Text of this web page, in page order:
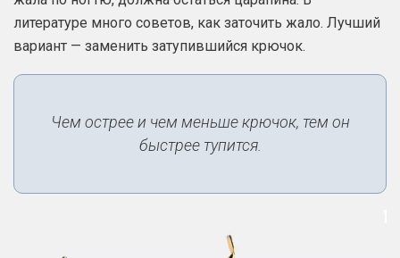
литературе много советов, как заточить жало. Лучший
вариант — заменить затупившийся крючок.
Чем острее и чем меньше крючок, тем он
быстрее тупится.